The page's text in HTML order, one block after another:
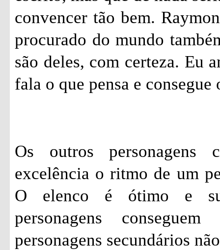
convencer tão bem.
procurado do mundo
são deles, com certeza. Eu
fala o que pensa e consegue
Os outros personagens
excelência o ritmo de um
O elenco é ótimo e
personagens
personagens secundários